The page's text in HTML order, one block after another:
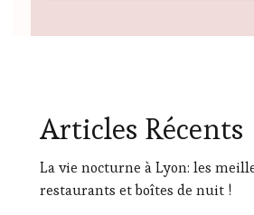
Articles Récents
La vie nocturne à Lyon: les
restaurants et boîtes de nuit !